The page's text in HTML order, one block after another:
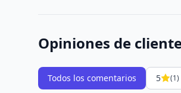
Opiniones de
Todos los comentarios 5 (1)